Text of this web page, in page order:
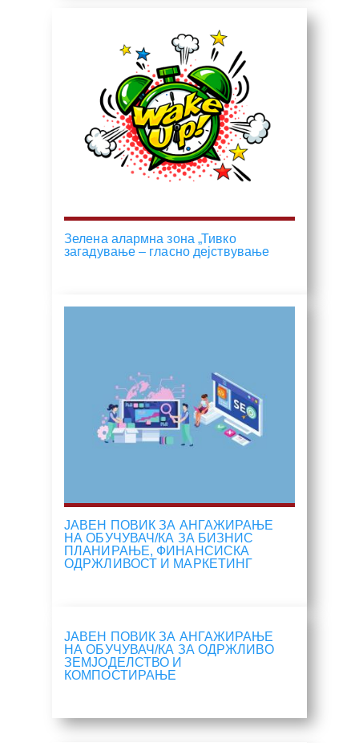
Зелена алармна зона „Тивко
загадување – гласно дејствување
ЈАВЕН ПОВИК ЗА АНГАЖИРАЊЕ
НА ОБУЧУВАЧ/КА ЗА БИЗНИС
ПЛАНИРАЊЕ, ФИНАНСИСКА
ОДРЖЛИВОСТ И МАРКЕТИНГ
ЈАВЕН ПОВИК ЗА АНГАЖИРАЊЕ
НА ОБУЧУВАЧ/КА ЗА ОДРЖЛИВО
ЗЕМЈОДЕЛСТВО И
КОМПОСТИРАЊЕ